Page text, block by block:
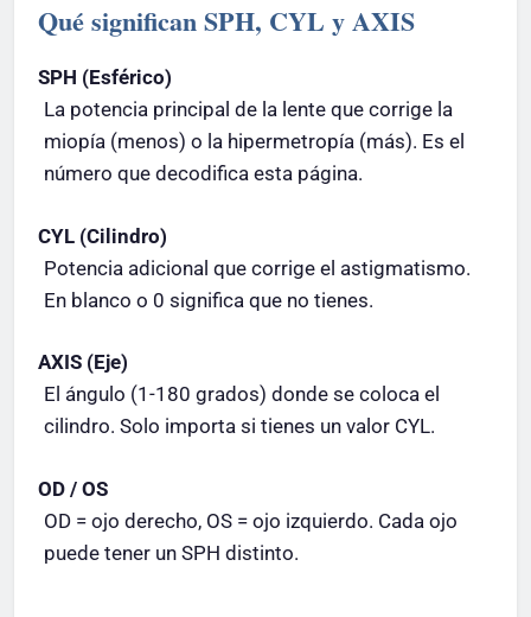
Qué significan SPH, CYL y AXIS
SPH (Esférico)
La potencia principal de la lente que corrige la
miopía (menos) o la hipermetropía (más). Es el
número que decodifica esta página.
CYL (Cilindro)
Potencia adicional que corrige el astigmatismo.
En blanco o 0 significa que no tienes.
AXIS (Eje)
El ángulo (1-180 grados) donde se coloca el
cilindro. Solo importa si tienes un valor CYL.
OD / OS
OD = ojo derecho, OS = ojo izquierdo. Cada ojo
puede tener un SPH distinto.